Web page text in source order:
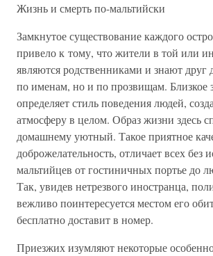
Жизнь и смерть по-мальтийски
Замкнутое существование каждого
привело к тому, что жители в той или
являются родственниками и знают друг
по именам, но и по прозвищам. Близкое
определяет стиль поведения людей,
атмосферу в целом. Образ жизни здесь
домашнему уютный. Такое приятное
доброжелательность, отличает всех без
мальтийцев от гостиничных портье до
Так, увидев нетрезвого иностранца,
вежливо поинтересуется местом его
бесплатно доставит в номер.
Приезжих изумляют некоторые